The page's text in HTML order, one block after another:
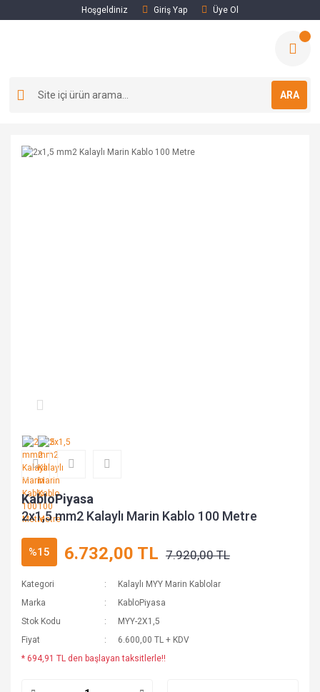
Hoşgeldiniz Giriş Yap Üye Ol
ARA
KabloPiyasa
2x1,5 mm2 Kalaylı Marin Kablo 100 Metre
%15 6.732,00 TL 7.920,00 TL
Kategori
Kalaylı MYY Marin Kablolar
Marka
KabloPiyasa
Stok Kodu
MYY-2X1,5
Fiyat
6.600,00 TL + KDV
* 694,91 TL den başlayan taksitlerle!!